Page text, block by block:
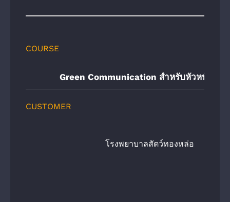
COURSE
Green Communication สำหรับหัวหน้าแผ
CUSTOMER
โรงพยาบาลสัตว์ทองหล่อ